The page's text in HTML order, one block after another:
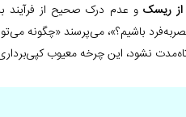
ریسک و عدم درک صحیح از فرآیند
نشود، این چرخه معیوب